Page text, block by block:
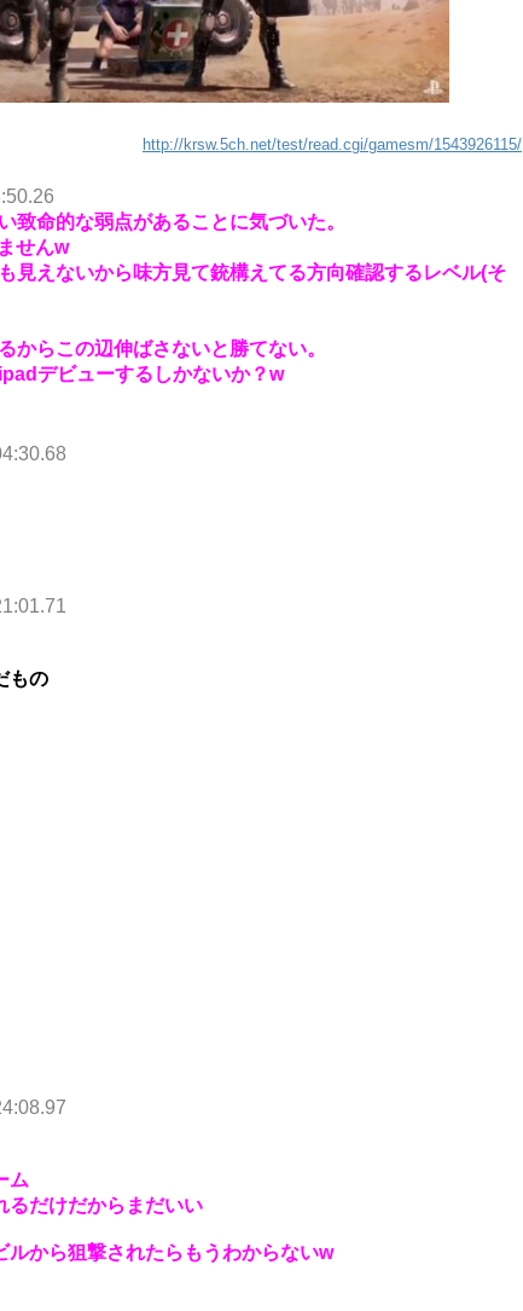
http://krsw.5ch.net/test/read.cgi/gamesm/1543926115/
致命的な弱点があることに気づいた。
せんw
見えないから味方見て銃構えてる方向確認するレベル(そ
からこの辺伸ばさないと勝てない。
デビューするしかないか？w
もの
ム
るだけだからまだいい
から狙撃されたらもうわからないw